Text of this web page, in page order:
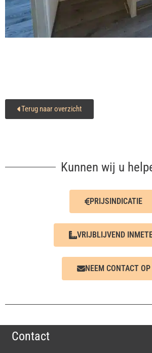
Terug naar overzicht
Kunnen wij u
PRIJSINDICATIE
VRIJBLIJVEND
NEEM CONTACT OP
Contact